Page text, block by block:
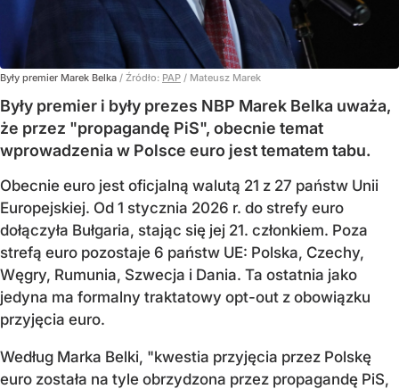
Były premier Marek Belka / Źródło: PAP / Mateusz Marek
Były premier i były prezes NBP Marek Belka uważa,
że przez "propagandę PiS", obecnie temat
wprowadzenia w Polsce euro jest tematem tabu.
Obecnie euro jest oficjalną walutą 21 z 27 państw Unii
Europejskiej. Od 1 stycznia 2026 r. do strefy euro
dołączyła Bułgaria, stając się jej 21. członkiem. Poza
strefą euro pozostaje 6 państw UE: Polska, Czechy,
Węgry, Rumunia, Szwecja i Dania. Ta ostatnia jako
jedyna ma formalny traktatowy opt-out z obowiązku
przyjęcia euro.
Według Marka Belki, "kwestia przyjęcia przez Polskę
euro została na tyle obrzydzona przez propagandę PiS,